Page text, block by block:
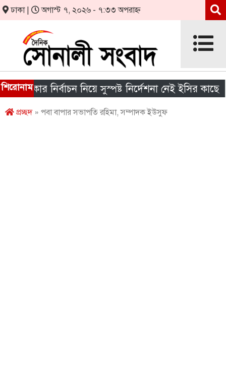
ঢাকা | অগাস্ট ৭, ২০২৬ - ৭:৩৩ অপরাহ্ন
শিরোনামনির্বাচন নিয়ে সুস্পষ্ট নির্দেশনা নেই ইসির কাছে
প্রচ্ছদ» পবা বাপার সভাপতি রহিমা, সম্পাদক ইউসুফ